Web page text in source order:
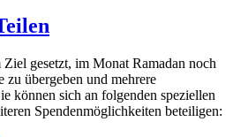
gesetzt, im Monat Ramadan noch
zu übergeben und mehrere
können sich an folgenden speziellen
Spendenmöglichkeiten beteiligen: